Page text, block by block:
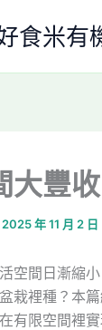
食米有
大豐
2025 年 11 月 2 日
空間日漸縮
栽裡種？本
有限空間裡